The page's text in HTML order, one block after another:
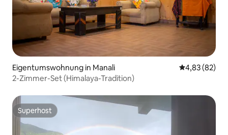
Eigentumswohnung in Manali
4,83 (82)
2-Zimmer-Set (Himalaya-Tradition)
Superhost
Superhost